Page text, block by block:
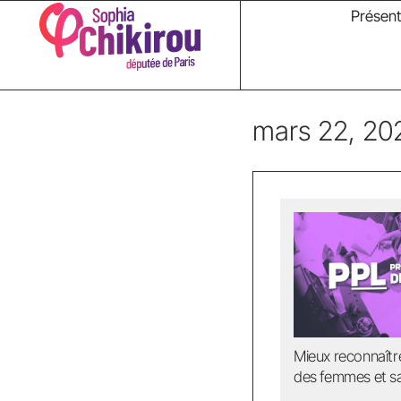
mars 22,
Mieux
des femmes et